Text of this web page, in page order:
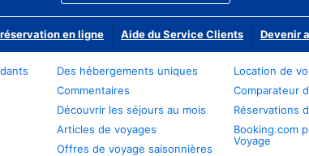
en ligne Aide du Service Clients Devenir
Des hébergements uniques
Commentaires
Découvrir les séjours au mois
Articles de voyages
Offres de voyage saisonnières
Location de
Comparateur
Réservations
Booking.com
Voyage